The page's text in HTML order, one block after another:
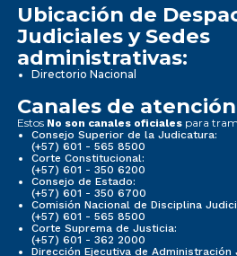
Ubicación de
Judiciales y Sedes
administrativas:
Directorio Nacional
Canales de
Estos No son canales oficiales para
Consejo Superior de la Judicatura:
(+57) 601 - 565 8500
Corte Constitucional:
(+57) 601 - 350 6200
Consejo de Estado:
(+57) 601 - 350 6700
Comisión Nacional de Disciplina
(+57) 601 - 565 8500
Corte Suprema de Justicia:
(+57) 601 - 362 2000
Dirección Ejecutiva de Administración